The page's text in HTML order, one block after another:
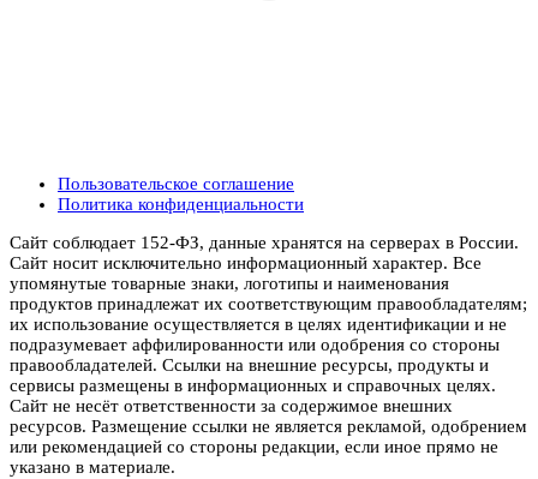
Пользовательское соглашение
Политика конфиденциальности
Сайт соблюдает 152-ФЗ, данные хранятся на серверах в России.
Сайт носит исключительно информационный характер. Все
упомянутые товарные знаки, логотипы и наименования
продуктов принадлежат их соответствующим правообладателям;
их использование осуществляется в целях идентификации и не
подразумевает аффилированности или одобрения со стороны
правообладателей. Ссылки на внешние ресурсы, продукты и
сервисы размещены в информационных и справочных целях.
Сайт не несёт ответственности за содержимое внешних
ресурсов. Размещение ссылки не является рекламой, одобрением
или рекомендацией со стороны редакции, если иное прямо не
указано в материале.